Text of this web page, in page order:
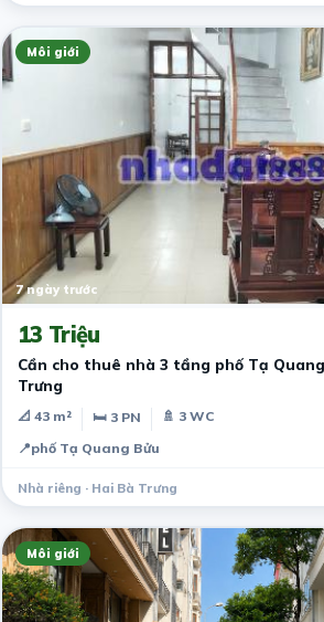
Môi giới
7 ngày trước
13 Triệu
Cần cho thuê nhà 3 tầng phố Tạ
Trưng
📐 43 m² 🛏 3 PN
🚿 3 WC
📍phố Tạ Quang Bửu
Nhà riêng · Hai Bà Trưng
Môi giới